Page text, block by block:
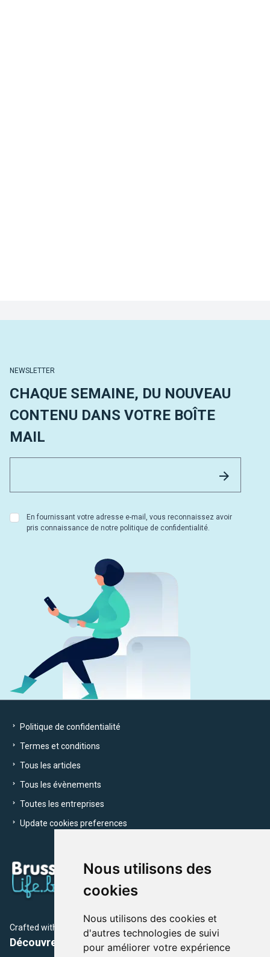
Nous utilisons des
cookies
Nous utilisons des cookies et
d'autres technologies de suivi
pour améliorer votre expérience
NEWSLETTER
CHAQUE SEMAINE, DU NOUVEAU
CONTENU DANS VOTRE BOÎTE
MAIL
En fournissant votre adresse e-mail, vous reconnaissez avoir
pris connaissance de notre politique de confidentialité.
Politique de confidentialité
Termes et conditions
Tous les articles
Tous les évènements
Toutes les entreprises
Update cookies preferences
Crafted with by Brusselslife Team
Découvrez plus de 12 000 adresses et événements